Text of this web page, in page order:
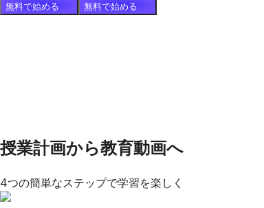
無料で始める 無料で始める
授業計画から教育動画へ
4つの簡単なステップで学習を楽しく